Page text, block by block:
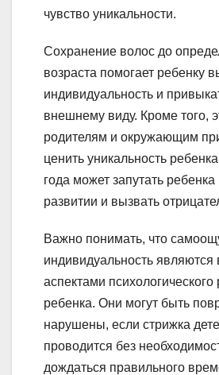
чувство уникальности.
Сохранение волос до
возраста помогает ребенку
индивидуальность и
внешнему виду. Кроме того,
родителям и окружающим
ценить уникальность
года может запутать
развитии и вызвать
Важно понимать, что
индивидуальность
аспектами психологического
ребенка. Они могут быть
нарушены, если стрижка
проводится без
дождаться правильного